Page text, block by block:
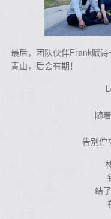
最后，团队伙伴Frank赋
青山，后会有期！
随
告别伫
结